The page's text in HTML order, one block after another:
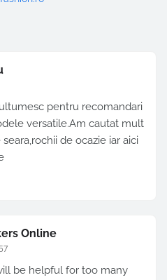
pentru recomandari
versatile.Am cautat mult
de ocazie iar aici
Online
be helpful for too many